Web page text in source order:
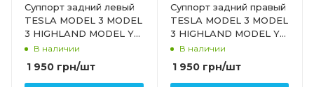
Суппорт задний левый
TESLA MODEL 3 MODEL
3 HIGHLAND MODEL Y
1044623-00-J 1044623-
00-H 1044623-97-F
В наличии
1 950 грн/шт
Суппорт задний правый
TESLA MODEL 3 MODEL
3 HIGHLAND MODEL Y
1044624-00-J
В наличии
1 950грн/шт